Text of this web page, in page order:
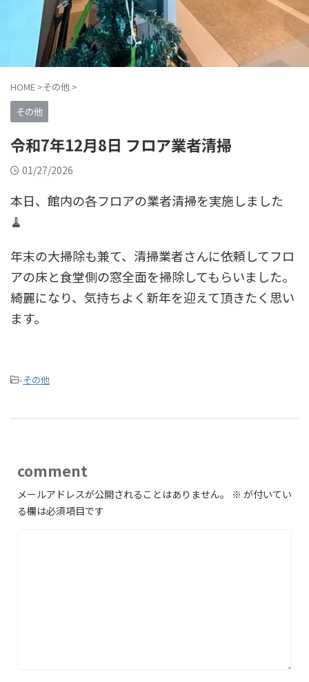
HOME >その他 >
その他
令和7年12月8日 フロア業者清掃
01/27/2026
本日、館内の各フロアの業者清掃を実施しました
🧹
年末の大掃除も兼て、清掃業者さんに依頼してフロ
アの床と食堂側の窓全面を掃除してもらいました。
綺麗になり、気持ちよく新年を迎えて頂きたく思い
ます。
-その他
comment
メールアドレスが公開されることはありません。 ※ が付いてい
る欄は必須項目です